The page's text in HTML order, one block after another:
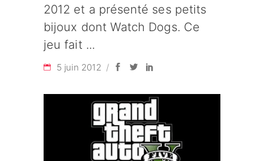
2012 et a présenté ses petits
bijoux dont Watch Dogs. Ce
jeu fait
5 juin 2012